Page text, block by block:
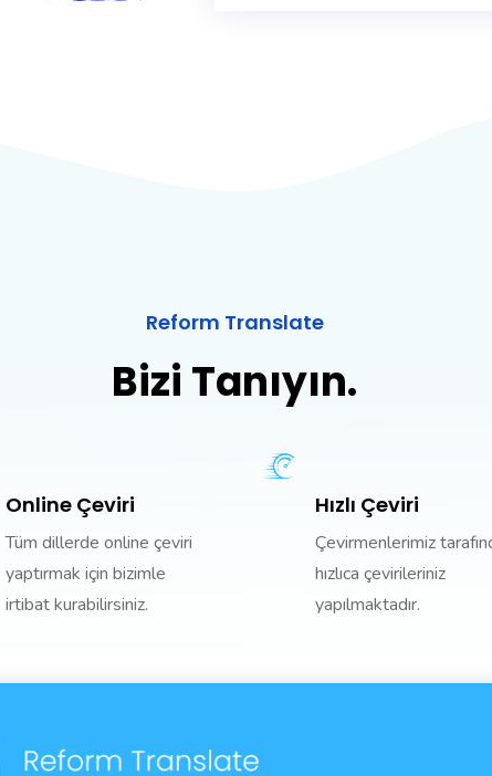
Reform Translate
Bizi Tanıyın.
Online Çeviri
Tüm dillerde online çeviri
yaptırmak için bizimle
irtibat kurabilirsiniz.
Hızlı Çeviri
Çevirmenlerimiz
hızlıca çevirileriniz
yapılmaktadır.